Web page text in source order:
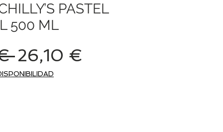
PASTEL
500 ML
Precio
26,10 €